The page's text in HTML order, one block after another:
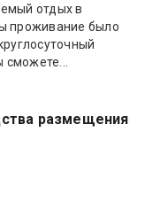
отдых в
проживание было
сможете...
размещения